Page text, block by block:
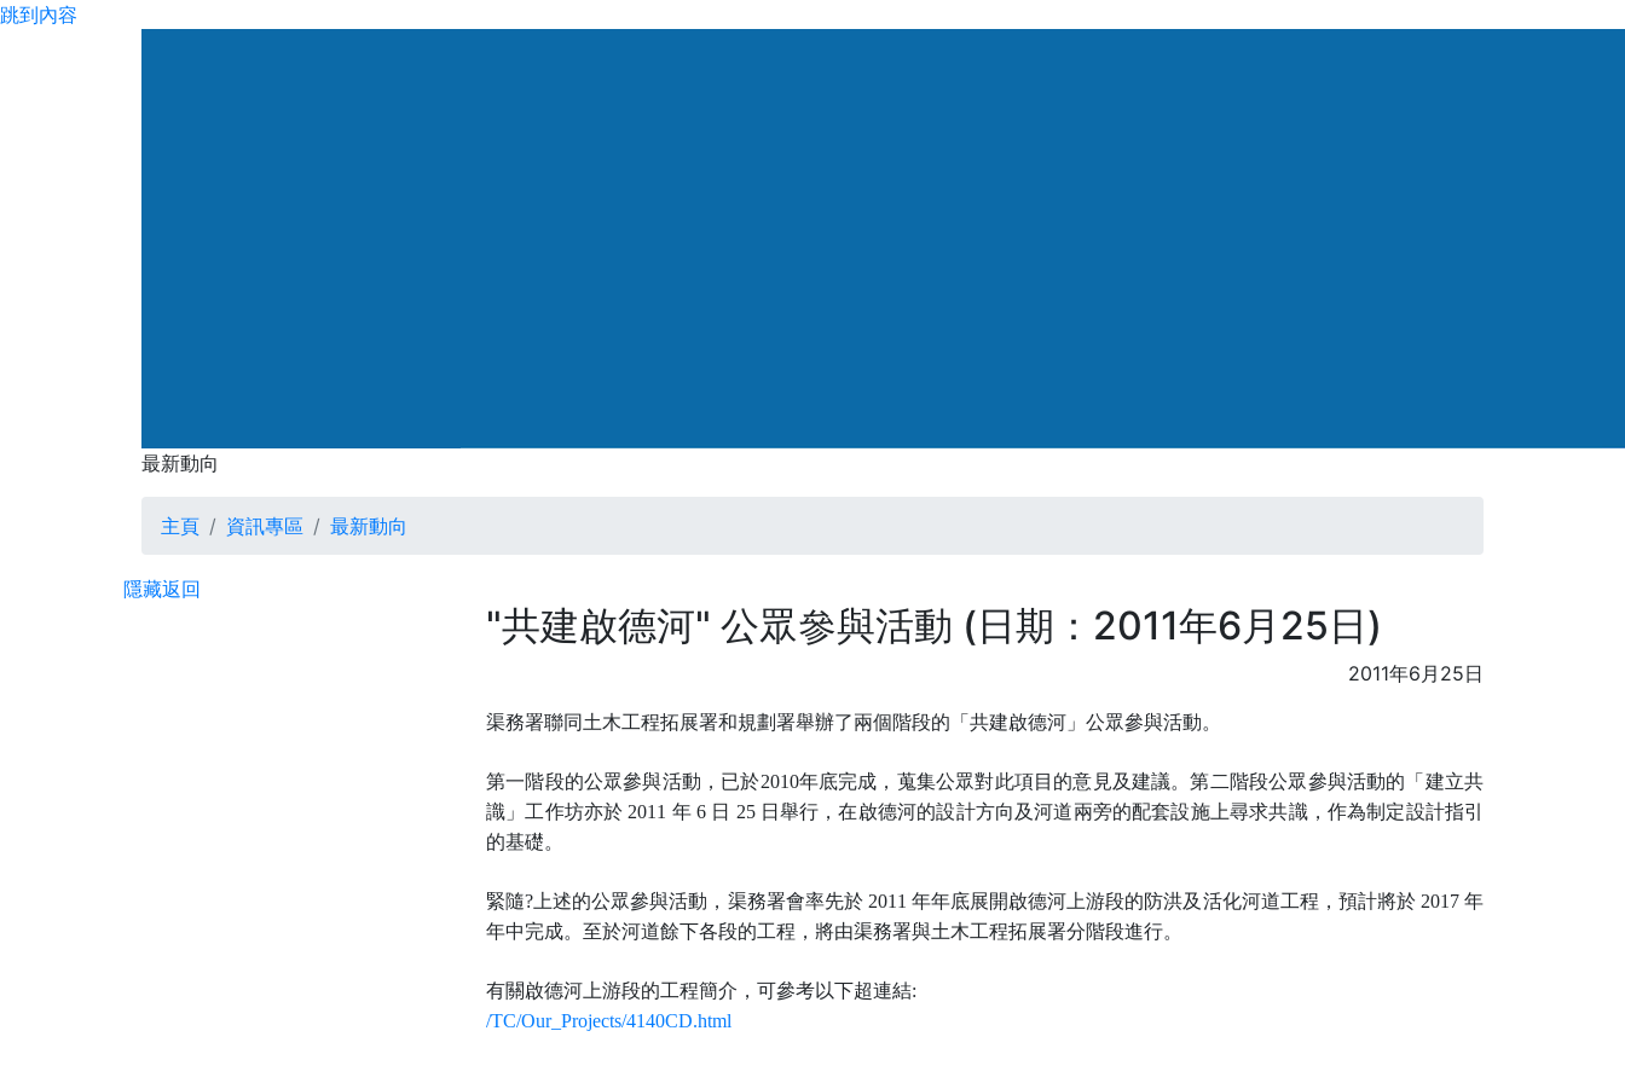
跳到內容
最新動向
最新動向
主頁 資訊專區 最新動向
隱藏返回
"共建啟德河" 公眾參與活動 (日期：2011年6月25日)
2011年6月25日
渠務署聯同土木工程拓展署和規劃署舉辦了兩個階段的 「共建啟德河」公眾參與活動。
第一階段的公眾參與活動，已於2010年底完成，蒐集公眾對此項目的意見及建議。第二階段公眾參與活動的「建立共
識」工作坊亦於 2011 年 6 日 25 日舉行，在啟德河的設計方向及河道兩旁的配套設施上尋求共識，作為制定設計指引
的基礎。
緊隨?上述的公眾參與活動，渠務署會率先於 2011 年年底展開啟德河上游段的防洪及活化河道工程，預計將於 2017年
年中完成。至於河道餘下各段的工程，將由渠務署與土木工程拓展署分階段進行。
有關啟德河上游段的工程簡介，可參考以下超連結:
/TC/Our_Projects/4140CD.html